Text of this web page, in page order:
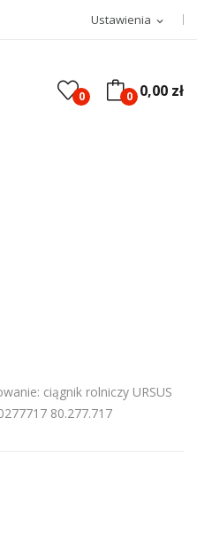
Ustawienia expand_more
0 0,00 zł
0
ciągnik rolniczy URSUS
80.277.717